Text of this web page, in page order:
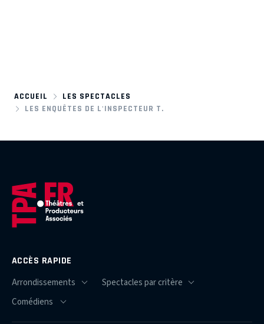
ACCUEIL
LES SPECTACLES
LES ENQUÊTES DE L'INSPECTEUR T.
ACCÈS RAPIDE